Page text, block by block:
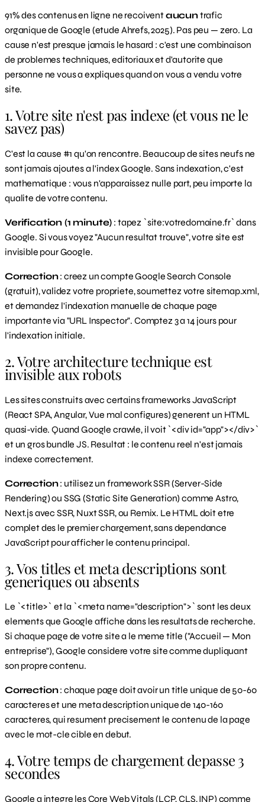
91% des contenus en ligne ne recoiventaucuntrafic
organique de Google (etude Ahrefs, 2025). Pas peu — zero. La
cause n'est presque jamais le hasard : c'est une combinaison
de problemes techniques, editoriaux et d'autorite que
personne ne vous a expliques quand on vous a vendu votre
site.
1. Votre site n'est pas indexe (et vous ne le
savez pas)
C'est la cause #1 qu'on rencontre. Beaucoup de sites neufs ne
sont jamais ajoutes a l'index Google. Sans indexation, c'est
mathematique : vous n'apparaissez nulle part, peu importe la
qualite de votre contenu.
Verification (1 minute) : tapez `site:votredomaine.fr` dans
Google. Si vous voyez "Aucun resultat trouve", votre site est
invisible pour Google.
Correction: creez un compte Google Search Console
(gratuit), validez votre propriete, soumettez votre sitemap.xml,
et demandez l'indexation manuelle de chaque page
importante via "URL Inspector". Comptez 3 a 14 jours pour
l'indexation initiale.
2. Votre architecture technique est
invisible aux robots
Les sites construits avec certains frameworks JavaScript
(React SPA, Angular, Vue mal configures) generent un HTML
quasi-vide. Quand Google crawle, il voit `<div id="app"></div>`
et un gros bundle JS. Resultat : le contenu reel n'est jamais
indexe correctement.
Correction: utilisez un framework SSR (Server-Side
Rendering) ou SSG (Static Site Generation) comme Astro,
Next.js avec SSR, Nuxt SSR, ou Remix. Le HTML doit etre
complet des le premier chargement, sans dependance
JavaScript pour afficher le contenu principal.
3. Vos titles et meta descriptions sont
generiques ou absents
Le `<title>` et la `<meta name="description">` sont les deux
elements que Google affiche dans les resultats de recherche.
Si chaque page de votre site a le meme title ("Accueil — Mon
entreprise"), Google considere votre site comme dupliquant
son propre contenu.
Correction: chaque page doit avoir un title unique de 50-60
caracteres et une meta description unique de 140-160
caracteres, qui resument precisement le contenu de la page
avec le mot-cle cible en debut.
4. Votre temps de chargement depasse 3
secondes
Google a integre les Core Web Vitals (LCP, CLS, INP) comme